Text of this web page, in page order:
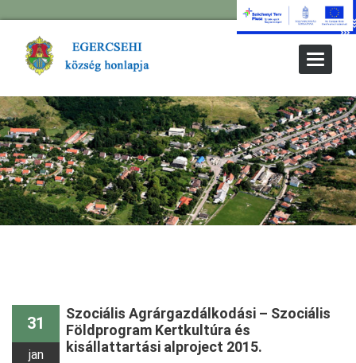
Toggle
31
jan
Szociális Agrárgazdálkodási – Szociális
Földprogram Kertkultúra és
kisállattartási alproject 2015.